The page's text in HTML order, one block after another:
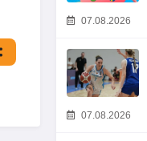
07.08.2026
07.08.2026